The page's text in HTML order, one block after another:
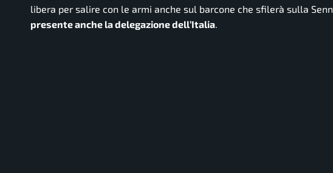
libera per salire con le armi anche sul barcone che sfilerà sulla
presente anche la delegazione dell’Italia